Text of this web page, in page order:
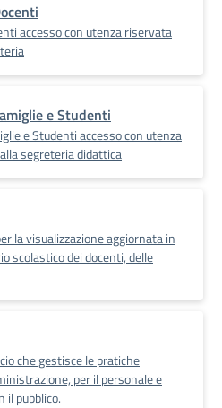
accesso con utenza riservata
e Studenti
e Studenti accesso con utenza
segreteria didattica
la visualizzazione aggiornata in
scolastico dei docenti, delle
che gestisce le pratiche
per il personale e
il pubblico.